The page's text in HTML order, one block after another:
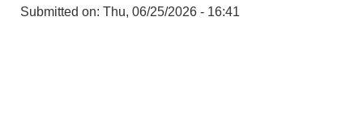
Submitted on: Thu, 06/25/2026 - 16:41